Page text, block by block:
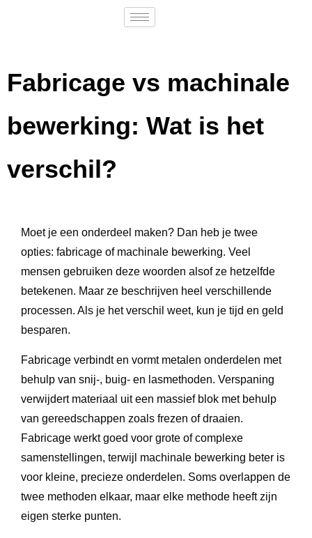
Fabricage vs machinale
bewerking: Wat is het
verschil?
Moet je een onderdeel maken? Dan heb je twee
opties: fabricage of machinale bewerking. Veel
mensen gebruiken deze woorden alsof ze hetzelfde
betekenen. Maar ze beschrijven heel verschillende
processen. Als je het verschil weet, kun je tijd en geld
besparen.
Fabricage verbindt en vormt metalen onderdelen met
behulp van snij-, buig- en lasmethoden. Verspaning
verwijdert materiaal uit een massief blok met behulp
van gereedschappen zoals frezen of draaien.
Fabricage werkt goed voor grote of complexe
samenstellingen, terwijl machinale bewerking beter is
voor kleine, precieze onderdelen. Soms overlappen de
twee methoden elkaar, maar elke methode heeft zijn
eigen sterke punten.